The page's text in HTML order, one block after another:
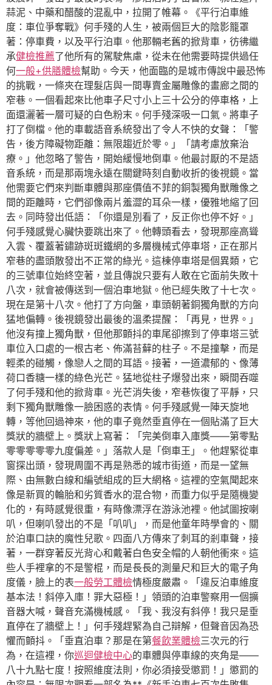
蒜泥、中藥和醋酸的混亂中，拉開了帷幕。《平行泊車維
度：車位爭奪戰》何手殘的人生，被兩個巨大的陰影籠罩
著：停車費，以及平行泊車。他那輛老舊的掀背車，彷彿繼
承健檢推薦了他所有的駕駛焦慮，從未在他需要時提供過任
何一般+供膳體檢幫助。今天，他面臨的是城市傳說中最恐怖
的挑戰，一條夾在理髮店與一間專賣金屬雕像的畫廊之間的
窄巷。一個看起來比他車子尺寸小上三十公分的停車格，上
面還灑著一層可疑的白色粉末。何手殘深吸一口氣。將車子
打了倒檔。他的車載語音系統發出了令人不快的女聲：「警
告，後方障礙物距離：無限趨近於零。」「請考慮放棄治
療。」他忽略了警告，開始緩慢地倒車。他最討厭的不是語
音系統，而是那兩塊永遠在關鍵時刻自動收折的後視鏡。當
他需要它們來判斷車體與那座價值不菲的銅製獨角獸雕像之
間的距離時，它們卻像兩片羞澀的耳朵一樣，優雅地縮了回
去。同時發出低語：「你還是別看了，反正你也停不好。」
何手殘感覺心臟快要跳出來了。他轉頭看去，發現那座高聳
入雲、覆蓋著鏽跡斑斑鐵網的多層機械式停車塔，正在那片
窄巷的盡頭散發出不正常的綠光。這棟停車塔是個異類，它
的三號車位始終空著，並且傳說只要有人敢在它面前失敗十
八次，就會被傳送到一個泊車地獄。他已經失敗了十七次。
現在是第十八次。他打了方向盤，車頭朝著銅獨角獸的方向
猛地偏轉。後視鏡發出最後的溫柔提醒：「再見，世界。」
他沒有撞上獨角獸，但他那顫抖的車尾卻擦到了停車塔三號
車位入口處的一根古老、佈滿苔蘚的柱子。不是撞擊，而是
輕柔的碰觸，像戀人之間的耳語。接著，一道濃郁的、像薄
荷口香糖一樣的綠色光芒。猛地從柱子爆發出來，瞬間吞噬
了何手殘和他的掀背車。光芒消失後，窄巷恢復了平靜，只
剩下獨角獸雕像一臉困惑的表情。何手殘感覺一陣天旋地
轉，等他回過神來，他的車子竟然垂直停在一個貼滿了巨大
獎狀的牆壁上。獎狀上寫著：「完美倒車入庫獎——第零點
零零零零零九度偏差。」落款人是「倒車王」。他趕緊從車
窗探出頭，發現周圍不再是熟悉的城市街道，而是一望無
際、由無數白線和編號組成的巨大網格。這裡的空氣聞起來
像是新買的輪胎和劣質香水的混合物，而重力似乎是隨機變
化的，有時感覺很重，有時像漂浮在游泳池裡。他試圖按喇
叭，但喇叭發出的不是「叭叭」，而是他童年時學會的、關
於泊車口訣的魔性兒歌。四面八方傳來了刺耳的剎車聲，接
著，一群穿著反光背心和戴著白色安全帽的人朝他衝來。這
些人手裡拿的不是警棍，而是長長的測量尺和巨大的電子角
度儀，臉上的表一般勞工體檢情極度嚴肅。「違反泊車維度
基本法！斜停入庫！罪大惡極！」領頭的泊車警察用一個擴
音器大喊，聲音充滿機械感。「我、我沒有斜停！我只是垂
直停在了牆壁上！」何手殘趕緊為自己辯解，但聲音因為恐
懼而顫抖。「垂直泊車？那是在第餐飲業體檢三次元的行
為，在這裡，你巡迴健檢中心的車體與停車線的夾角是——
八十九點七度！按照維度法則，你必須接受懲罰！」懲罰的